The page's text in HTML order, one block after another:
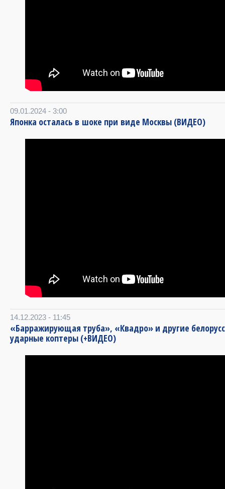
09.01.2024 - 3:00
Японка осталась в шоке при виде Москвы (ВИДЕО)
14.12.2023 - 11:45
«Барражирующая труба», «Квадро» и другие
ударные коптеры (+ВИДЕО)